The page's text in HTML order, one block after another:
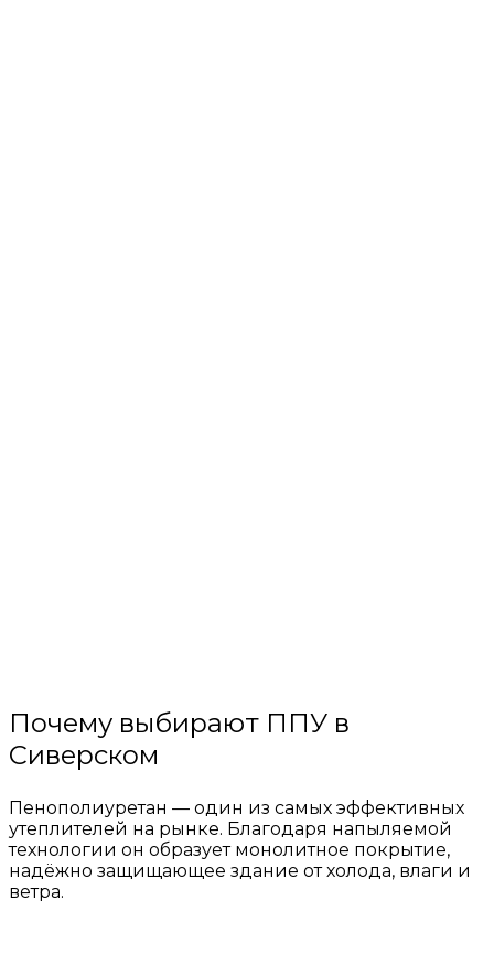
Почему выбирают ППУ в
Сиверском
Пенополиуретан — один из самых эффективных
утеплителей на рынке. Благодаря напыляемой
технологии он образует монолитное покрытие,
надёжно защищающее здание от холода, влаги и
ветра.